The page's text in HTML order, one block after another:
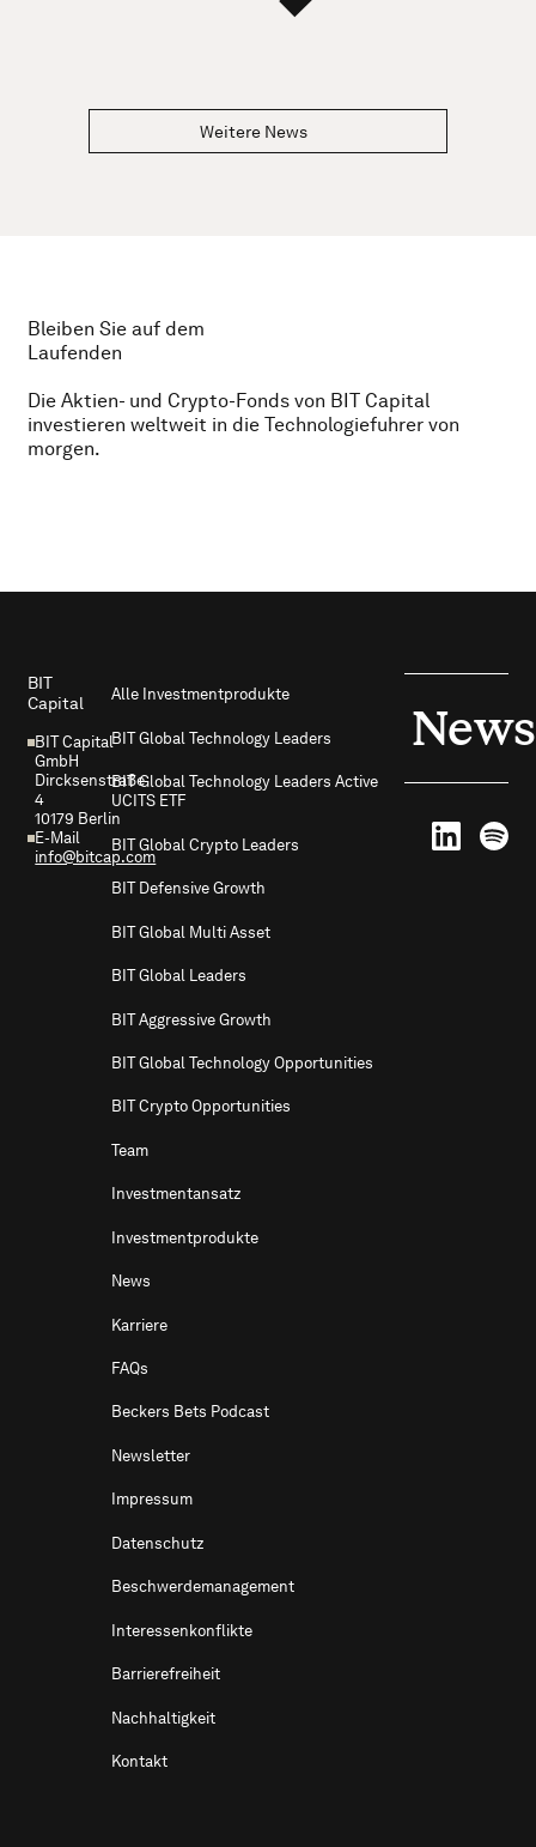
Weitere News
Bleiben Sie auf dem
Laufenden
Die Aktien- und Crypto-Fonds von BIT Capital
investieren weltweit in die Technologiefuhrer von
morgen.
BIT
Capital
BIT Capital
GmbH
Dircksenstraße
4
10179 Berlin
E-Mail
info@bitcap.com
Alle Investmentprodukte
BIT Global Technology Leaders
BIT Global Technology Leaders Active
UCITS ETF
BIT Global Crypto Leaders
BIT Defensive Growth
BIT Global Multi Asset
BIT Global Leaders
BIT Aggressive Growth
BIT Global Technology Opportunities
BIT Crypto Opportunities
Team
Investmentansatz
Investmentprodukte
News
Karriere
FAQs
Beckers Bets Podcast
Newsletter
Impressum
Datenschutz
Beschwerdemanagement
Interessenkonflikte
Barrierefreiheit
Nachhaltigkeit
Kontakt